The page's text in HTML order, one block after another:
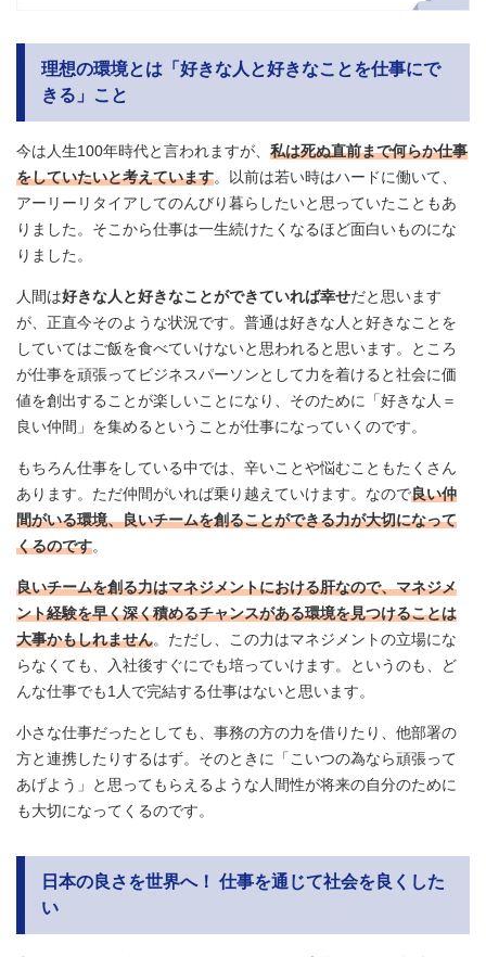
理想の環境とは「好きな人と好きなことを仕事にで
きる」こと
今は人生100年時代と言われますが、 私は死ぬ直前まで何らか仕事
をしていたいと考えています。以前は若い時はハードに働いて、
アーリーリタイアしてのんびり暮らしたいと思っていたこともあ
りました。そこから仕事は一生続けたくなるほど面白いものにな
りました。
人間は好きな人と好きなことができていれば幸せだと思います
が、正直今そのような状況です。普通は好きな人と好きなことを
していてはご飯を食べていけないと思われると思います。ところ
が仕事を頑張ってビジネスパーソンとして力を着けると社会に価
値を創出することが楽しいことになり、そのために「好きな人＝
良い仲間」を集めるということが仕事になっていくのです。
もちろん仕事をしている中では、辛いことや悩むこともたくさん
あります。ただ仲間がいれば乗り越えていけます。なので良い仲
間がいる環境、良いチームを創ることができる力が大切になって
くるのです。
良いチームを創る力はマネジメントにおける肝なので、マネジメ
ント経験を早く深く積めるチャンスがある環境を見つけることは
大事かもしれません。ただし、この力はマネジメントの立場にな
らなくても、入社後すぐにでも培っていけます。というのも、ど
んな仕事でも1人で完結する仕事はないと思います。
小さな仕事だったとしても、事務の方の力を借りたり、他部署の
方と連携したりするはず。そのときに「こいつの為なら頑張って
あげよう」と思ってもらえるような人間性が将来の自分のために
も大切になってくるのです。
日本の良さを世界へ！ 仕事を通じて社会を良くした
い